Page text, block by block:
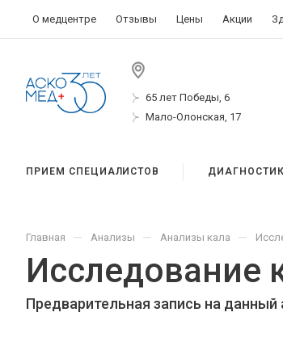
О медцентре Отзывы Цены Акции
65 лет Победы, 6
Мало-Олонская, 17
ПРИЕМ СПЕЦИАЛИСТОВ
Исследование
Предварительная запись на данный
Главная — Анализы — Анализы кала —